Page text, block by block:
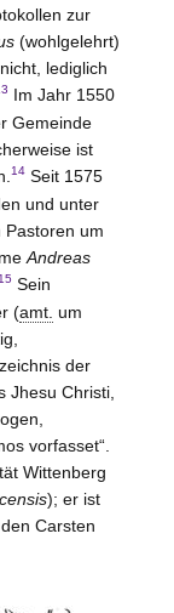
zur
(wohlgelehrt)
lediglich
Im Jahr 1550
Gemeinde
ist
14Seit 1575
und unter
um
Andreas
15Sein
(amt. um
der
Jhesu Christi,
vorfasset“.
Wittenberg
); er ist
Carsten